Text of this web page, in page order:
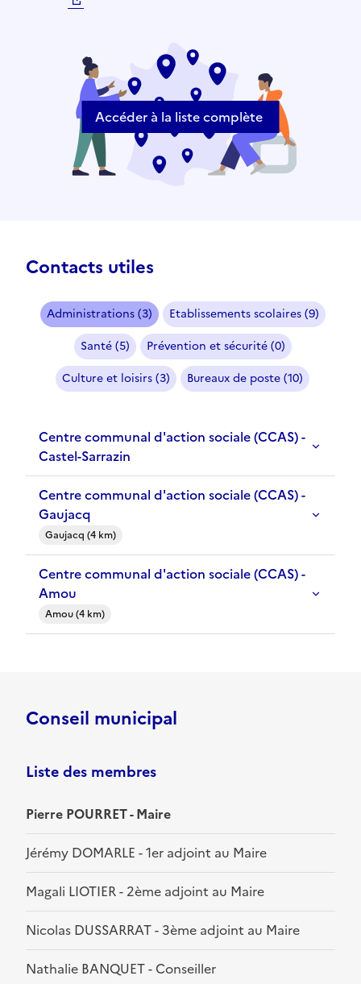
Accéder à la liste complète
Contacts utiles
Administrations (3)
Etablissements scolaires (9)
Santé (5)
Prévention et sécurité (0)
Culture et loisirs (3)
Bureaux de poste (10)
Centre communal d'action sociale (CCAS) -
Castel-Sarrazin
Centre communal d'action sociale (CCAS) -
Gaujacq
Gaujacq (4 km)
Centre communal d'action sociale (CCAS) -
Amou
Amou (4 km)
Conseil municipal
Liste des membres
Pierre POURRET - Maire
Jérémy DOMARLE - 1er adjoint au Maire
Magali LIOTIER - 2ème adjoint au Maire
Nicolas DUSSARRAT - 3ème adjoint au Maire
Nathalie BANQUET - Conseiller